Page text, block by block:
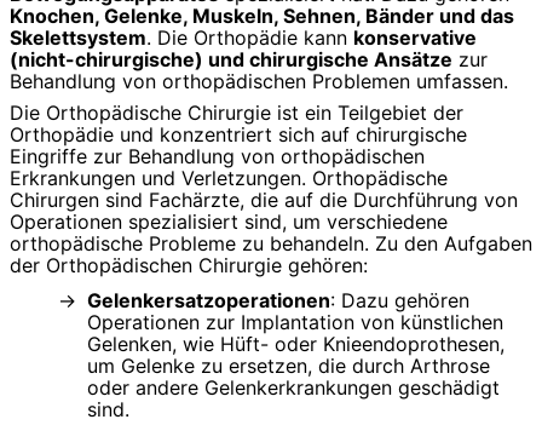
Knochen, Gelenke, Muskeln, Sehnen, Bänder und das
Skelettsystem. Die Orthopädie kann konservative
(nicht-chirurgische) und chirurgische Ansätze zur
Behandlung von orthopädischen Problemen umfassen.
Die Orthopädische Chirurgie ist ein Teilgebiet der
Orthopädie und konzentriert sich auf chirurgische
Eingriffe zur Behandlung von orthopädischen
Erkrankungen und Verletzungen. Orthopädische
Chirurgen sind Fachärzte, die auf die Durchführung von
Operationen spezialisiert sind, um verschiedene
orthopädische Probleme zu behandeln. Zu den Aufgaben
der Orthopädischen Chirurgie gehören:
Gelenkersatzoperationen: Dazu gehören
Operationen zur Implantation von künstlichen
Gelenken, wie Hüft- oder Knieendoprothesen,
um Gelenke zu ersetzen, die durch Arthrose
oder andere Gelenkerkrankungen geschädigt
sind.